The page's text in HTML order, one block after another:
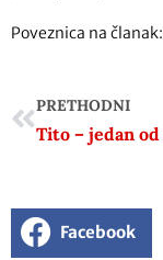
Poveznica na članak:
PRETHODNI
Facebook